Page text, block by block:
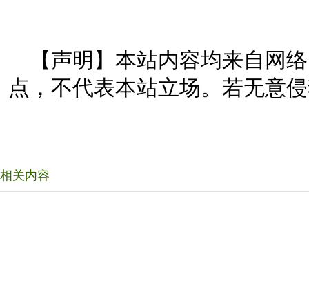
【声明】本站内容均来自网
点，不代表本站立场。若无意
相关内容